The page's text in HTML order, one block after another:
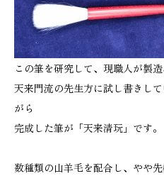
この筆を研究して、現職人が製
天来門流の先生方に試し書きし
がら
完成した筆が「天来清玩」です。
数種類の山羊毛を配合し、やや